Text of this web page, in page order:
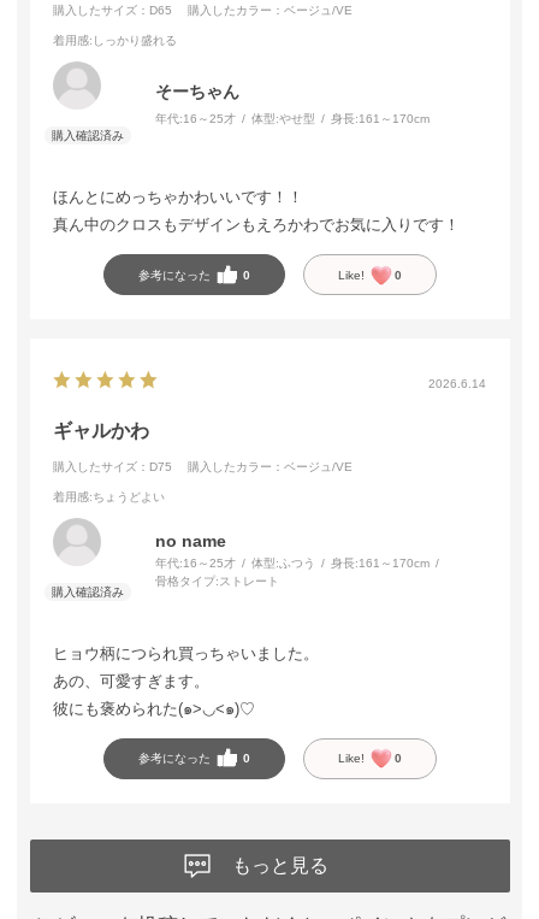
購入したサイズ：D65 購入したカラー：ベージュ/VE
着用感:しっかり盛れる
そーちゃん
年代:16～25才 体型:やせ型 身長:161～170cm
ほんとにめっちゃかわいいです！！
真ん中のクロスもデザインもえろかわでお気に入りです！
参考になった 0 Like! 0
2026.6.14
ギャルかわ
購入したサイズ：D75 購入したカラー：ベージュ/VE
着用感:ちょうどよい
no name
年代:16～25才 体型: ふつう 身長:161～170cm
骨格タイプ: ストレート
ヒョウ柄につられ買っちゃいました。
あの、可愛すぎます。
彼にも褒められた(๑>◡<๑)♡
参考になった 0 Like! 0
もっと見る